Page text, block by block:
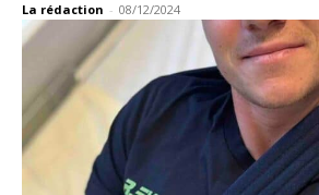
La rédaction - 08/12/2024